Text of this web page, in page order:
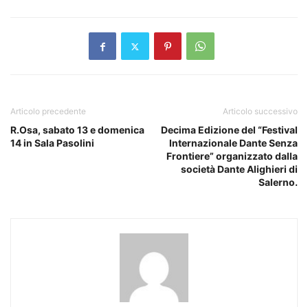
Articolo precedente
R.Osa, sabato 13 e domenica
14 in Sala Pasolini
Articolo successivo
Decima Edizione del “Festival
Internazionale Dante Senza
Frontiere” organizzato dalla
società Dante Alighieri di
Salerno.